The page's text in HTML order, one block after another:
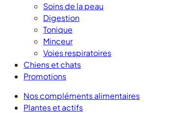
Soins de la peau
Digestion
Tonique
Minceur
Voies respiratoires
Chiens et chats
Promotions
Nos compléments alimentaires
Plantes et actifs